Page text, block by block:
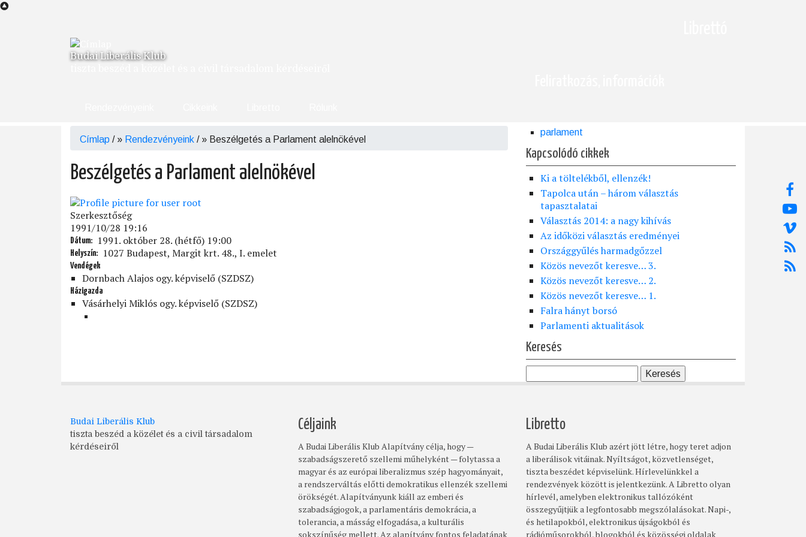
Ugrás
Budai Liberális Klub
Morzsa
Címlap / Rendezvényeink / Beszélgetés a Parlament alelnökével
Beszélgetés a Parlament alelnökével
Szerkesztőség
1991/10/28 19:16
Dátum 1991. október 28. (hétfő) 19:00
Helyszín 1027 Budapest, Margit krt. 48., I. emelet
Vendégek
Dornbach Alajos ogy. képviselő (SZDSZ)
Házigazda
Vásárhelyi Miklós ogy. képviselő (SZDSZ)
parlament
Kapcsolódó cikkek
Ki a töltelékből, ellenzék!
Tapolca után – három választás
tapasztalatai
Választás 2014: a nagy kihívás
Az időközi választás eredményei
Országgyűlés harmadgőzzel
Közös nevezőt keresve… 3.
Közös nevezőt keresve… 2.
Közös nevezőt keresve… 1.
Falra hányt borsó
Parlamenti aktualitások
Keresés
Budai Liberális Klub
tiszta beszéd a közélet és a civil társadalom
kérdéseiről
Céljaink
A Budai Liberális Klub Alapítvány célja, hogy —
szabadságszerető szellemi műhelyként — folytassa a
magyar és az európai liberalizmus szép hagyományait,
a rendszerváltás előtti demokratikus ellenzék szellemi
örökségét. Alapítványunk kiáll az emberi és
szabadságjogok, a parlamentáris demokrácia, a
tolerancia, a másság elfogadása, a kulturális
sokszínűség mellett. Az alapítvány fontos feladatának
Libretto
A Budai Liberális Klub azért jött létre, hogy teret adjon
a liberálisok vitáinak. Nyíltságot, közvetlenséget,
tiszta beszédet képviselünk. Hírlevelünkkel a
rendezvények között is jelentkezünk. A Libretto olyan
hírlevél, amelyben elektronikus tallózóként
összegyűjtjük a legfontosabb megszólalásokat. Napi-,
és hetilapokból, elektronikus újságokból és
rádióműsorokból, blogokból és közösségi oldalak